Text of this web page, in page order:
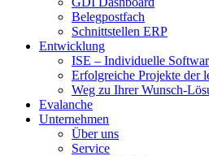
Belegpostfach
Schnittstellen ERP
Entwicklung
ISE – Individuelle
Erfolgreiche Projekte der
Weg zu Ihrer Wunsch-
Evalanche
Unternehmen
Über uns
Service